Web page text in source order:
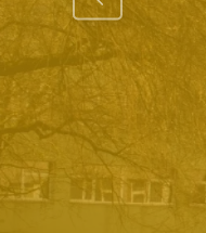
ATPAKAĻ